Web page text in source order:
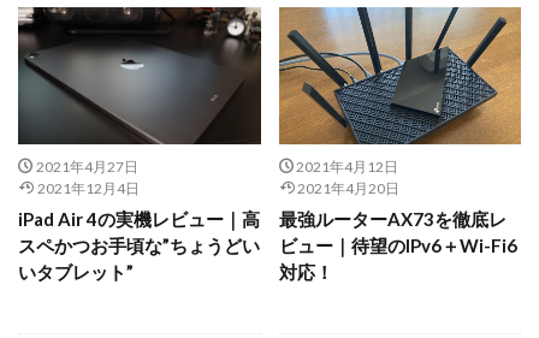
2021年4月27日
2021年12月4日
iPad Air 4の実機レビュー｜高
スペかつお手頃な”ちょうどい
いタブレット”
2021年4月12日
2021年4月20日
最強ルーターAX73を徹底レ
ビュー｜待望のIPv6＋Wi-Fi6
対応！